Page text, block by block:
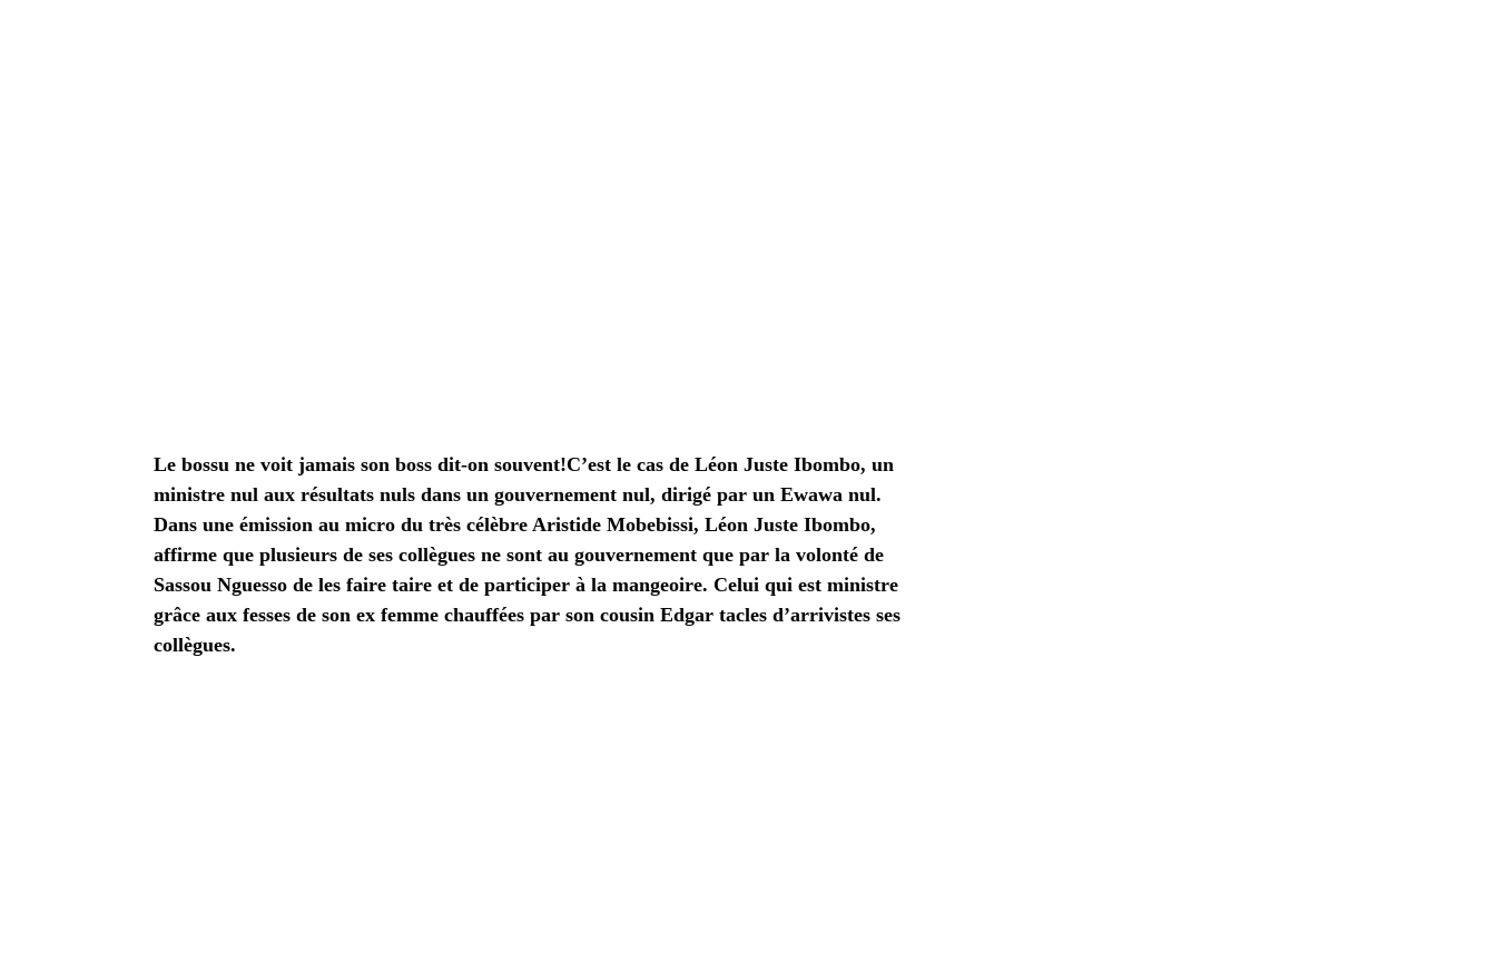
Le bossu ne voit jamais son boss dit-on souvent!C’est le cas de Léon Juste Ibombo, un
ministre nul aux résultats nuls dans un gouvernement nul, dirigé par un Ewawa nul.
Dans une émission au micro du très célèbre Aristide Mobebissi, Léon Juste Ibombo,
affirme que plusieurs de ses collègues ne sont au gouvernement que par la volonté de
Sassou Nguesso de les faire taire et de participer à la mangeoire. Celui qui est ministre
grâce aux fesses de son ex femme chauffées par son cousin Edgar tacles d’arrivistes ses
collègues.